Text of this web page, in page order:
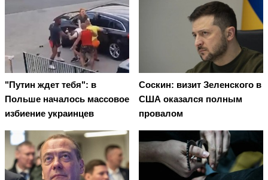
"Путин ждет тебя": в
Польше началось массовое
избиение украинцев
Соскин: визит Зеленского в
США оказался полным
провалом